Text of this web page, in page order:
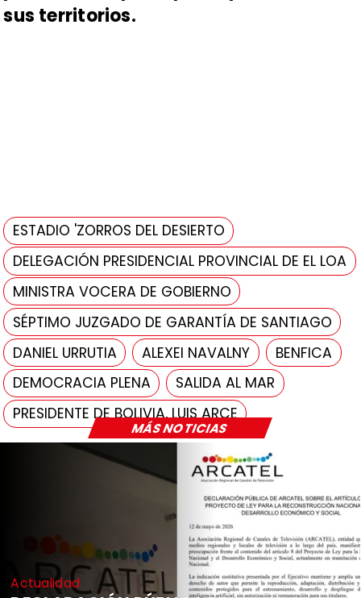
MÁS NOTICIAS
sus territorios.
ESTADIO 'ZORROS DEL DESIERTO
DELEGACIÓN PRESIDENCIAL PROVINCIAL DE EL LOA
MINISTRA VOCERA DE GOBIERNO
SÉPTIMO JUZGADO DE GARANTÍA DE SANTIAGO
DANIEL URRUTIA
ALEXEI NAVALNY
BENFICA
DEMOCRACIA PLENA
SALIDA AL MAR
PRESIDENTE DE BOLIVIA, LUIS ARCE
Actualidad